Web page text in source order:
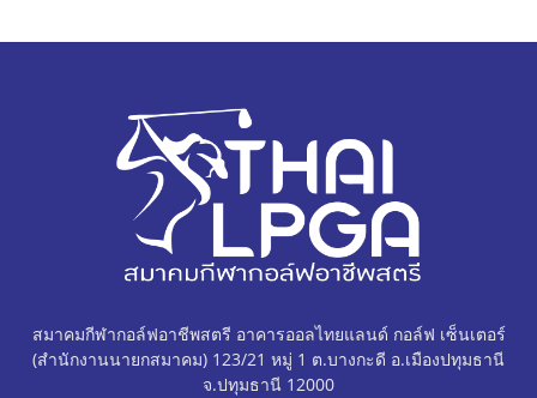
สมาคมกีฬากอล์ฟอาชีพสตรี อาคารออลไทยแลนด์ กอล์ฟ เซ็นเตอร์
(สำนักงานนายกสมาคม) 123/21 หมู่ 1 ต.บางกะดี อ.เมืองปทุมธานี
จ.ปทุมธานี 12000